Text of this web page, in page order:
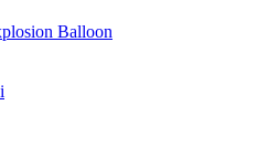
Balloon